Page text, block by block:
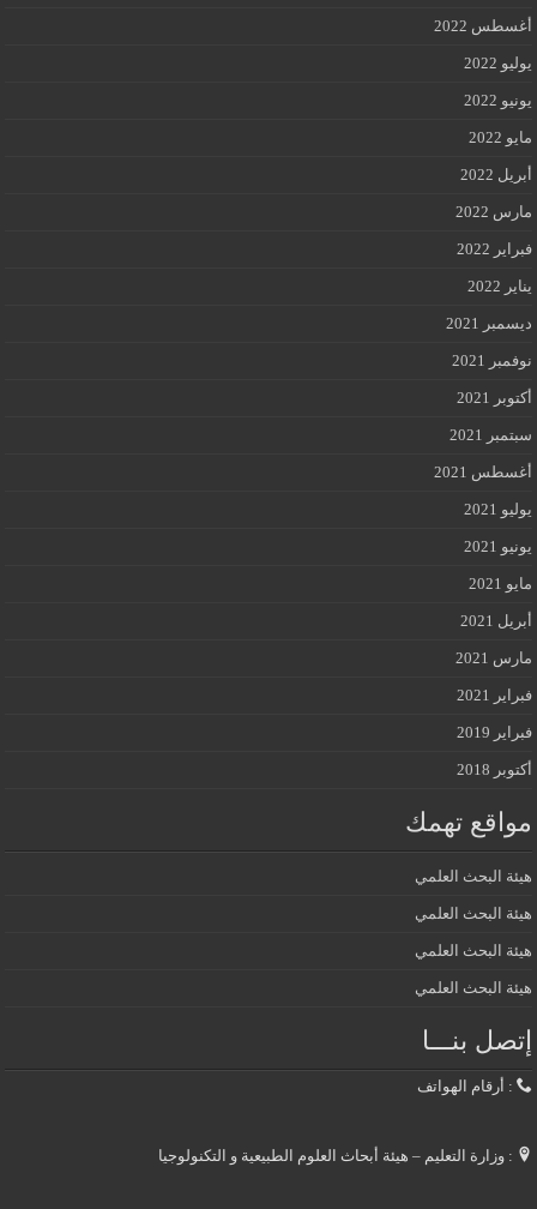
أغسطس 2022
يوليو 2022
يونيو 2022
مايو 2022
أبريل 2022
مارس 2022
فبراير 2022
يناير 2022
ديسمبر 2021
نوفمبر 2021
أكتوبر 2021
سبتمبر 2021
أغسطس 2021
يوليو 2021
يونيو 2021
مايو 2021
أبريل 2021
مارس 2021
فبراير 2021
فبراير 2019
أكتوبر 2018
مواقع تهمك
هيئة البحث العلمي
هيئة البحث العلمي
هيئة البحث العلمي
هيئة البحث العلمي
إتصل بنـــا
: أرقام الهواتف
: وزارة التعليم – هيئة أبحاث العلوم الطبيعية و التكنولوجيا